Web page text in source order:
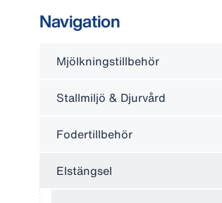
Navigation
Mjölkningstillbehör
Stallmiljö & Djurvård
Fodertillbehör
Elstängsel